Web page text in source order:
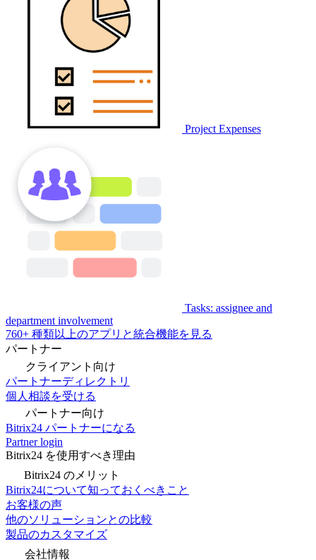
Project Expenses
Tasks: assignee and
department involvement
760+ 種類以上のアプリと統合機能を見る
パートナー
クライアント向け
パートナーディレクトリ
個人相談を受ける
パートナー向け
Bitrix24 パートナーになる
Partner login
Bitrix24 を使用すべき理由
Bitrix24 のメリット
Bitrix24について知っておくべきこと
お客様の声
他のソリューションとの比較
製品のカスタマイズ
会社情報